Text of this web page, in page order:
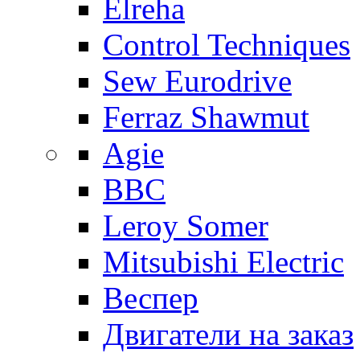
Elreha
Control Techniques
Sew Eurodrive
Ferraz Shawmut
Agie
BBC
Leroy Somer
Mitsubishi Electric
Веспер
Двигатели на заказ